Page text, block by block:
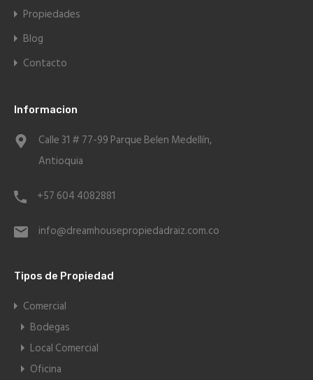
Propiedades
Blog
Contacto
Informacion
Calle 31 # 77-99 Parque Belen Medellín,
Antioquia
+57 604 4082881
info@dreamhousepropiedadraiz.com.co
Tipos de Propiedad
Comercial
Bodegas
Local Comercial
Oficina